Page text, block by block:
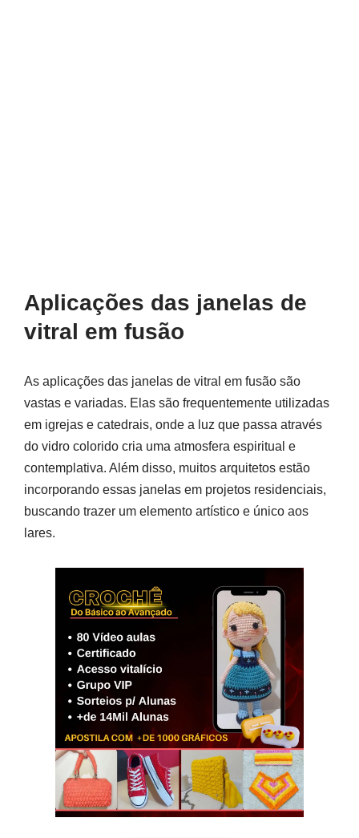
Aplicações das janelas de
vitral em fusão
As aplicações das janelas de vitral em fusão são
vastas e variadas. Elas são frequentemente utilizadas
em igrejas e catedrais, onde a luz que passa através
do vidro colorido cria uma atmosfera espiritual e
contemplativa. Além disso, muitos arquitetos estão
incorporando essas janelas em projetos residenciais,
buscando trazer um elemento artístico e único aos
lares.